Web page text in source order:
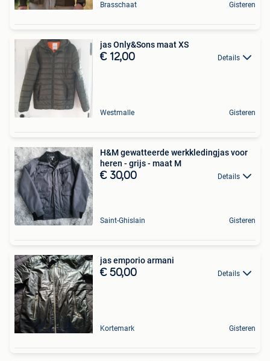
Brasschaat Gisteren
jas Only&Sons maat XS
€ 12,00 Details
Westmalle Gisteren
H&M gewatteerde werkkledingjas voor
heren - grijs - maat M
€ 30,00 Details
Saint-Ghislain Gisteren
jas emporio armani
€ 50,00 Details
Kortemark Gisteren